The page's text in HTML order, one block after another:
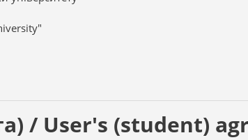
/ User's (student)